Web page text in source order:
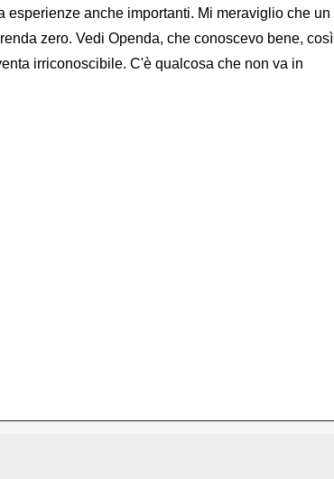
anche importanti. Mi meraviglio che un
zero. Vedi Openda, che conoscevo bene, così
irriconoscibile. C'è qualcosa che non va in